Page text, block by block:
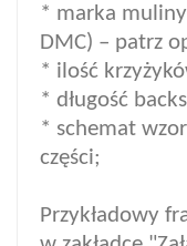
* marka
DMC) – patrz
* ilość
* długość
* schemat
części;
Przykładowy